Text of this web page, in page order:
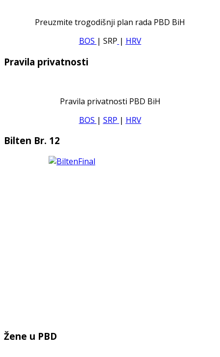
Preuzmite trogodišnji plan rada PBD BiH
BOS | SRP | HRV
Pravila privatnosti
Pravila privatnosti PBD BiH
BOS | SRP | HRV
Bilten Br. 12
Žene u PBD